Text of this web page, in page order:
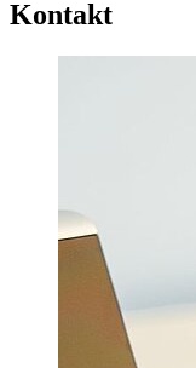
Kontakt